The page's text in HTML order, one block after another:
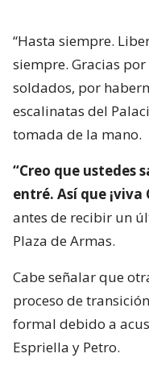
“Hasta siempre.
siempre. Gracias
soldados, por
escalinatas del
tomada de la mano.
“Creo que ustedes
entré. Así que
antes de recibir un
Plaza de Armas.
Cabe señalar que
proceso de
formal debido a
Espriella y Petro.